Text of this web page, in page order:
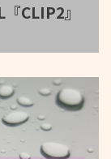
CLIP2』